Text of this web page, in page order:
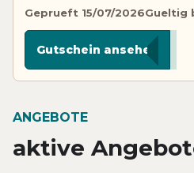
Geprueft 15/07/2026Gueltig
Gutschein ansehen
ANGEBOTE
aktive